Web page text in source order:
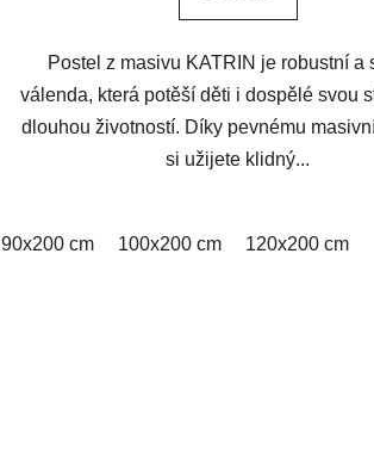
Postel z masivu KATRIN je robustní a
válenda, která potěší děti i dospělé svou
dlouhou životností. Díky pevnému
si užijete klidný...
90x200 cm 100x200 cm 120x200 cm